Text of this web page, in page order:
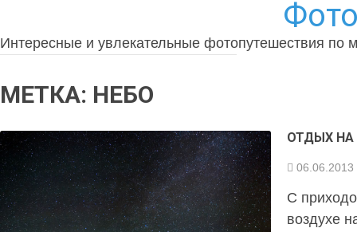
Интересные и увлекательные фотопутешествия по
МЕТКА: НЕБО
ОТДЫХ
06.06.2013
С
воздухе